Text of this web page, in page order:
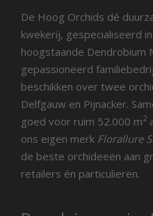
De Hoog Orchids dé
kwekerij, gespecialiseerd
hoogstaande Dendrobium
gepassioneerd
beschikken over twee
Delfgauw en Pijnacker.
goed voor ruim 52.000 m2
ons eigen merk Florallure
de beste orchideeën aan
retailers én particulieren.